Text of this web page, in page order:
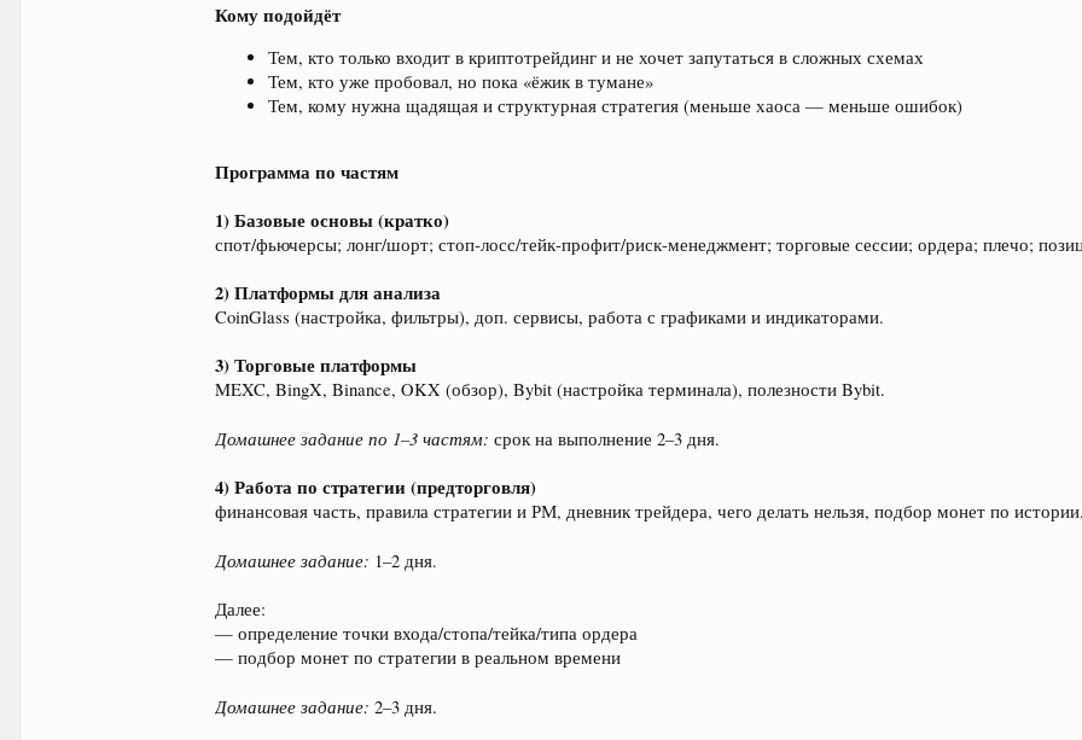
Кому подойдёт
Тем, кто только входит в криптотрейдинг и не хочет запутаться в сложных схемах
Тем, кто уже пробовал, но пока «ёжик в тумане»
Тем, кому нужна щадящая и структурная стратегия (меньше хаоса — меньше ошибок)
Программа по частям
1) Базовые основы (кратко)
спот/фьючерсы; лонг/шорт; стоп‑лосс/тейк‑профит/риск‑менеджмент; торговые сессии; ордера; плечо;
2) Платформы для анализа
CoinGlass (настройка, фильтры), доп. сервисы, работа с графиками и индикаторами.
3) Торговые платформы
MEXC, BingX, Binance, OKX (обзор), Bybit (настройка терминала), полезности Bybit.
Домашнее задание по 1–3 частям: срок на выполнение 2–3 дня.
4) Работа по стратегии (предторговля)
финансовая часть, правила стратегии и РМ, дневник трейдера, чего делать нельзя, подбор монет по истории.
Домашнее задание: 1–2 дня.
Далее:
— определение точки входа/стопа/тейка/типа ордера
— подбор монет по стратегии в реальном времени
Домашнее задание: 2–3 дня.